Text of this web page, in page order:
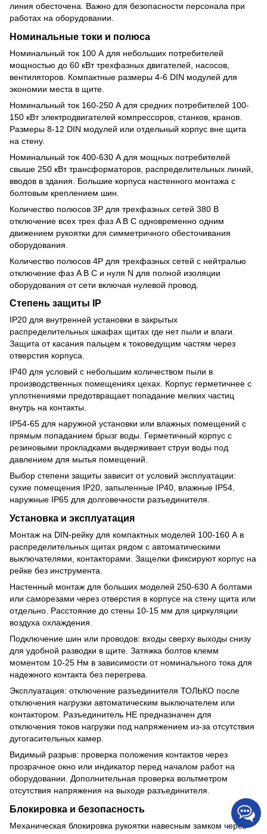
линия обесточена. Важно для безопасности персонала при
работах на оборудовании.
Номинальные токи и полюса
Номинальный ток 100 А для небольших потребителей
мощностью до 60 кВт трехфазных двигателей, насосов,
вентиляторов. Компактные размеры 4-6 DIN модулей для
экономии места в щите.
Номинальный ток 160-250 А для средних потребителей 100-
150 кВт электродвигателей компрессоров, станков, кранов.
Размеры 8-12 DIN модулей или отдельный корпус вне щита
на стену.
Номинальный ток 400-630 А для мощных потребителей
свыше 250 кВт трансформаторов, распределительных линий,
вводов в здания. Большие корпуса настенного монтажа с
болтовым креплением шин.
Количество полюсов 3P для трехфазных сетей 380 В
отключение всех трех фаз A B C одновременно одним
движением рукоятки для симметричного обесточивания
оборудования.
Количество полюсов 4P для трехфазных сетей с нейтралью
отключение фаз A B C и нуля N для полной изоляции
оборудования от сети включая нулевой провод.
Степень защиты IP
IP20 для внутренней установки в закрытых
распределительных шкафах щитах где нет пыли и влаги.
Защита от касания пальцем к токоведущим частям через
отверстия корпуса.
IP40 для условий с небольшим количеством пыли в
производственных помещениях цехах. Корпус герметичнее с
уплотнениями предотвращает попадание мелких частиц
внутрь на контакты.
IP54-65 для наружной установки или влажных помещений с
прямым попаданием брызг воды. Герметичный корпус с
резиновыми прокладками выдерживает струи воды под
давлением для мытья помещений.
Выбор степени защиты зависит от условий эксплуатации:
сухие помещения IP20, запыленные IP40, влажные IP54,
наружные IP65 для долговечности разъединителя.
Установка и эксплуатация
Монтаж на DIN-рейку для компактных моделей 100-160 А в
распределительных щитах рядом с автоматическими
выключателями, контакторами. Защелки фиксируют корпус на
рейке без инструмента.
Настенный монтаж для больших моделей 250-630 А болтами
или саморезами через отверстия в корпусе на стену щита или
отдельно. Расстояние до стены 10-15 мм для циркуляции
воздуха охлаждения.
Подключение шин или проводов: входы сверху выходы снизу
для удобной разводки в щите. Затяжка болтов клемм
моментом 10-25 Нм в зависимости от номинального тока для
надежного контакта без перегрева.
Эксплуатация: отключение разъединителя ТОЛЬКО после
отключения нагрузки автоматическим выключателем или
контактором. Разъединитель НЕ предназначен для
отключения токов нагрузки под напряжением из-за отсутствия
дугогасительных камер.
Видимый разрыв: проверка положения контактов через
прозрачное окно или индикатор перед началом работ на
оборудовании. Дополнительная проверка вольтметром
отсутствия напряжения на выходе разъединителя.
Блокировка и безопасность
Механическая блокировка рукоятки навесным замком через